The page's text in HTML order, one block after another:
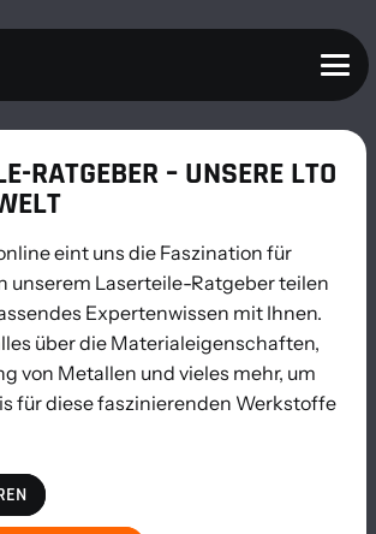
RATGEBER – UNSERE LTO
eint uns die Faszination für
unserem Laserteile-Ratgeber teilen
Expertenwissen mit Ihnen.
über die Materialeigenschaften,
von Metallen und vieles mehr, um
für diese faszinierenden Werkstoffe